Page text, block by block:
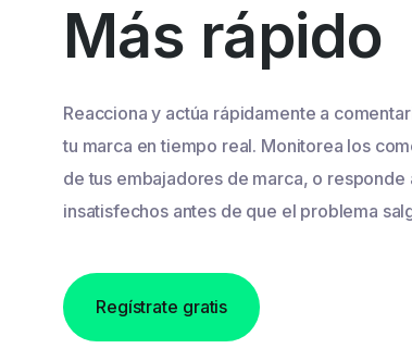
Más rápido
Reacciona y actúa rápidamente a
tu marca en tiempo real. Monitorea los
de tus embajadores de marca, o responde
insatisfechos antes de que el problema
Regístrate gratis